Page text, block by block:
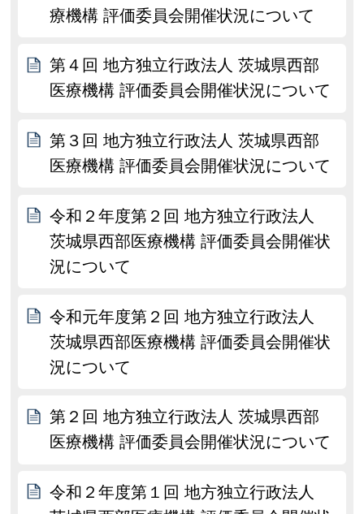
療機構 評価委員会開催状況について
第４回 地方独立行政法人 茨城県西部
医療機構 評価委員会開催状況について
第３回 地方独立行政法人 茨城県西部
医療機構 評価委員会開催状況について
令和２年度第２回 地方独立行政法人
茨城県西部医療機構 評価委員会開催状
況について
令和元年度第２回 地方独立行政法人
茨城県西部医療機構 評価委員会開催状
況について
第２回 地方独立行政法人 茨城県西部
医療機構 評価委員会開催状況について
令和２年度第１回 地方独立行政法人